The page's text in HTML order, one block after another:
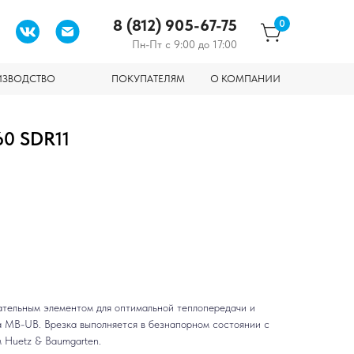
ПОКУПАТЕЛЯМ О КОМПАНИИ
8 (812) 905-67-75
Пн-Пт с 9:00 до 17:00
0
SDR11
элементом для оптимальной теплопередачи и
UB. Врезка выполняется в безнапорном состоянии с
& Baumgarten.